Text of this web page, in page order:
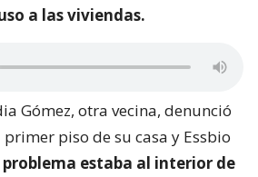
a las viviendas.
Gómez, otra vecina, denunció
piso de su casa y Essbio
problema estaba al interior de